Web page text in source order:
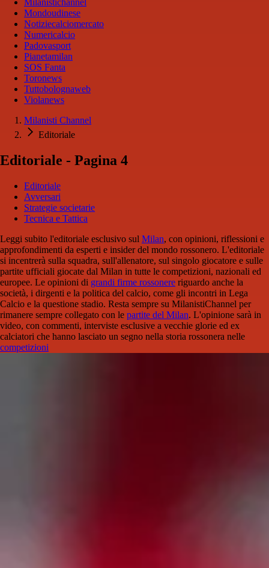
Milanistichannel
Mondoudinese
Notiziecalciomercato
Numericalcio
Padovasport
Pianetamilan
SOS Fanta
Toronews
Tuttobolognaweb
Violanews
Milanisti Channel
Editoriale
Editoriale - Pagina 4
Editoriale
Avversari
Strategie societarie
Tecnica e Tattica
Leggi subito l'editoriale esclusivo sul Milan, con opinioni, riflessioni e
approfondimenti da esperti e insider del mondo rossonero. L'editoriale
si incentrerà sulla squadra, sull'allenatore, sul singolo giocatore e sulle
partite ufficiali giocate dal Milan in tutte le competizioni, nazionali ed
europee. Le opinioni di grandi firme rossonere riguardo anche la
società, i dirgenti e la politica del calcio, come gli incontri in Lega
Calcio e la questione stadio. Resta sempre su MilanistiChannel per
rimanere sempre collegato con le partite del Milan. L'opinione sarà in
video, con commenti, interviste esclusive a vecchie glorie ed ex
calciatori che hanno lasciato un segno nella storia rossonera nelle
competizioni